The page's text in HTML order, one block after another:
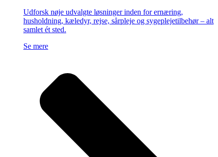
Udforsk nøje udvalgte løsninger inden for ernæring,
husholdning, kæledyr, rejse, sårpleje og sygeplejetilbehør – alt
samlet ét sted.
Se mere